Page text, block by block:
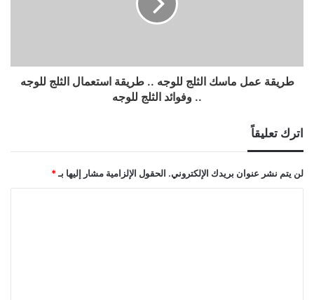
طريقة عمل ماسك الثلج للوجه .. طريقة استعمال الثلج للوجه
.. وفوائد الثلج للوجه
اترك تعليقاً
لن يتم نشر عنوان بريدك الإلكتروني. الحقول الإلزامية مشار إليها بـ *